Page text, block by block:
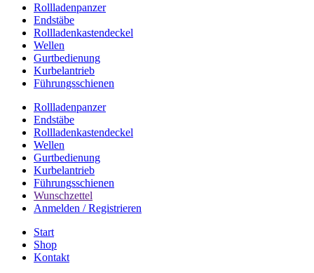
Rollladenpanzer
Endstäbe
Rollladenkastendeckel
Wellen
Gurtbedienung
Kurbelantrieb
Führungsschienen
Rollladenpanzer
Endstäbe
Rollladenkastendeckel
Wellen
Gurtbedienung
Kurbelantrieb
Führungsschienen
Wunschzettel
Anmelden / Registrieren
Start
Shop
Kontakt